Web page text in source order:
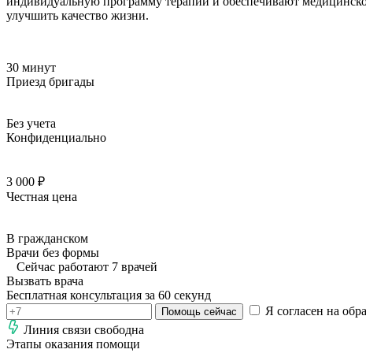
улучшить качество жизни.
30 минут
Приезд бригады
Без учета
Конфиденциально
3 000 ₽
Честная цена
В гражданском
Врачи без формы
Сейчас работают 7 врачей
Вызвать врача
Бесплатная консультация за 60 секунд
Помощь сейчас Я согласен на
Линия связи свободна
Этапы оказания помощи